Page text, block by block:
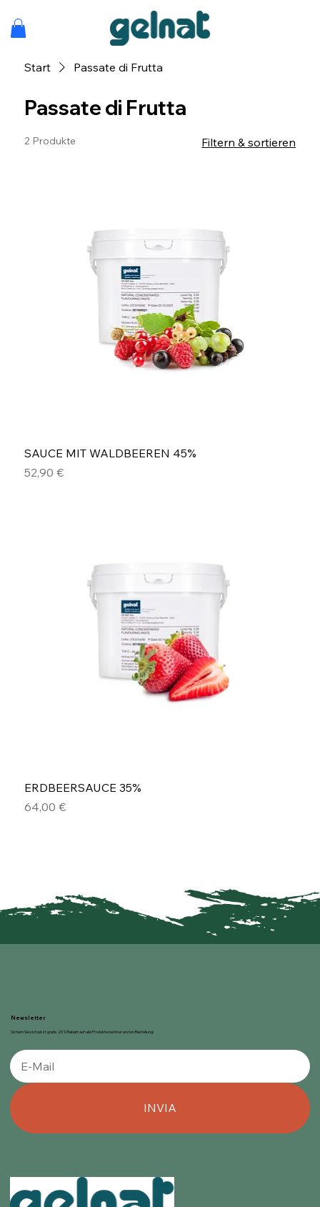
Start Passate di Frutta
Passate di Frutta
2 Produkte Filtern & sortieren
SAUCE MIT WALDBEEREN 45%
Preis
52,90 €
ERDBEERSAUCE 35%
Preis
64,00 €
Newsletter
Sichern Sie sich jetzt gratis 20 % Rabatt auf alle Produkte bei Ihrer ersten Bestellung!
INVIA